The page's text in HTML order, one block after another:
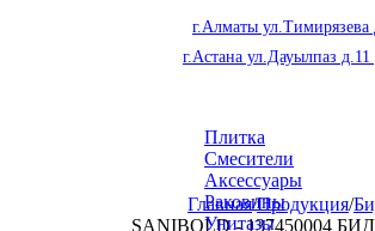
г.Алматы ул.Тимирязева
г.Астана ул.Дауылпаз
Плитка
Смесители
Аксессуары
Раковины
Унитазы
Главная/Продукция/
SANIBOLD - 137450004